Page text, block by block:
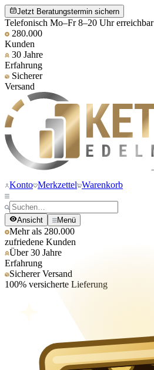
Jetzt Beratungstermin sichern
Telefonisch Mo–Fr 8–20 Uhr erreichbar
280.000
Kunden
30 Jahre
Erfahrung
Sicherer
Versand
Konto Merkzettel Warenkorb
Ansicht Menü
Mehr als 280.000
zufriedene Kunden
Über 30 Jahre
Erfahrung
Sicherer Versand
100% versicherte Lieferung